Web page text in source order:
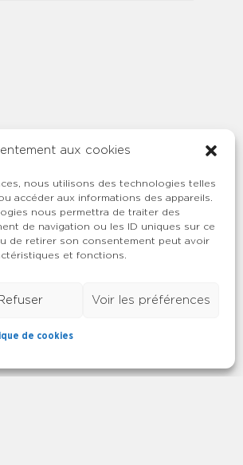
aux cookies
nous utilisons des technologies telles
accéder aux informations des appareils.
nous permettra de traiter des
de navigation ou les ID uniques sur ce
de retirer son consentement peut avoir
et fonctions.
Refuser Voir les préférences
de cookies